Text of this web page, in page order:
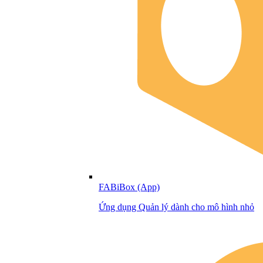
FABiBox (App)
Ứng dụng Quản lý dành cho mô hình nhỏ